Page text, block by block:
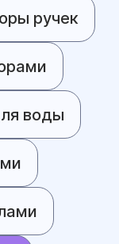
ручек
воды